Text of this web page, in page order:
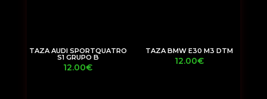
TAZA AUDI SPORTQUATRO
S1 GRUPO B
12.00€
TAZA BMW E30 M3 DTM
12.00€